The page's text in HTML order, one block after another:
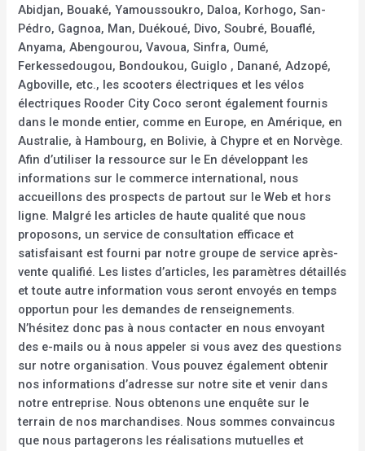
Abidjan, Bouaké, Yamoussoukro, Daloa, Korhogo, San-
Pédro, Gagnoa, Man, Duékoué, Divo, Soubré, Bouaflé,
Anyama, Abengourou, Vavoua, Sinfra, Oumé,
Ferkessedougou, Bondoukou, Guiglo , Danané, Adzopé,
Agboville, etc., les scooters électriques et les vélos
électriques Rooder City Coco seront également fournis
dans le monde entier, comme en Europe, en Amérique, en
Australie, à Hambourg, en Bolivie, à Chypre et en Norvège.
Afin d’utiliser la ressource sur le En développant les
informations sur le commerce international, nous
accueillons des prospects de partout sur le Web et hors
ligne. Malgré les articles de haute qualité que nous
proposons, un service de consultation efficace et
satisfaisant est fourni par notre groupe de service après-
vente qualifié. Les listes d’articles, les paramètres détaillés
et toute autre information vous seront envoyés en temps
opportun pour les demandes de renseignements.
N’hésitez donc pas à nous contacter en nous envoyant
des e-mails ou à nous appeler si vous avez des questions
sur notre organisation. Vous pouvez également obtenir
nos informations d’adresse sur notre site et venir dans
notre entreprise. Nous obtenons une enquête sur le
terrain de nos marchandises. Nous sommes convaincus
que nous partagerons les réalisations mutuelles et